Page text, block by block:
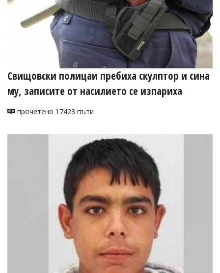
Свищовски полицаи пребиха скулптор и сина
му, записите от насилието се изпариха
прочетено 17423 пъти